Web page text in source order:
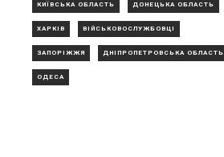
КИЇВСЬКА ОБЛАСТЬ ДОНЕЦЬКА ОБЛАСТЬ
ХАРКІВ ВІЙСЬКОВОСЛУЖБОВЦІ
ЗАПОРІЖЖЯ ДНІПРОПЕТРОВСЬКА ОБЛАСТЬ
ОДЕСА